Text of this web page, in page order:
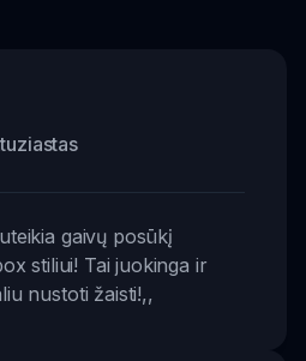
gaivų posūkį
stiliui! Tai juokinga ir
nustoti žaisti!,,